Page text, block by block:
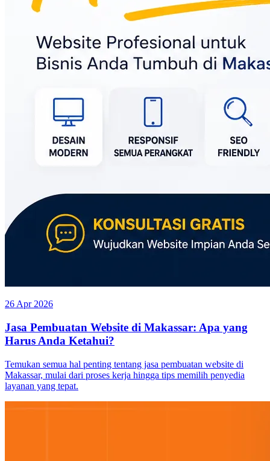
26 Apr 2026
Jasa Pembuatan Website di Makassar: Apa yang
Harus Anda Ketahui?
Temukan semua hal penting tentang jasa pembuatan website di
Makassar, mulai dari proses kerja hingga tips memilih penyedia
layanan yang tepat.